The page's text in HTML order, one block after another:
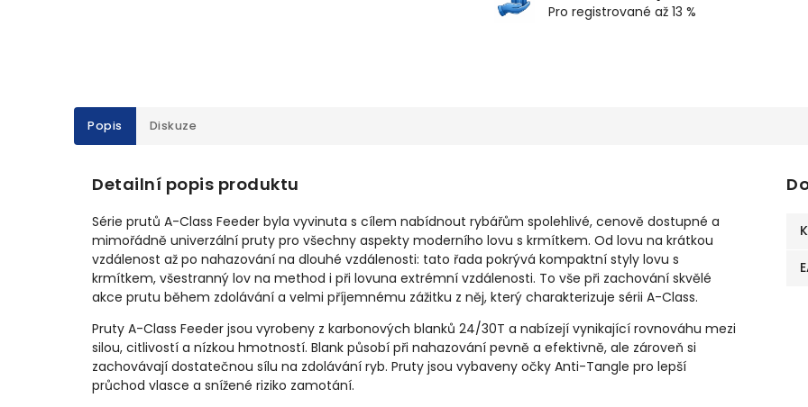
Pro registrované až 13 %
Popis Diskuze
Detailní popis produktu
Série prutů A-Class Feeder byla vyvinuta s cílem nabídnout rybářům spolehlivé, cenově dostupné a
mimořádně univerzální pruty pro všechny aspekty moderního lovu s krmítkem. Od lovu na krátkou
vzdálenost až po nahazování na dlouhé vzdálenosti: tato řada pokrývá kompaktní styly lovu s
krmítkem, všestranný lov na method i při lovuna extrémní vzdálenosti. To vše při zachování skvělé
akce prutu během zdolávání a velmi příjemnému zážitku z něj, který charakterizuje sérii A-Class.
Pruty A-Class Feeder jsou vyrobeny z karbonových blanků 24/30T a nabízejí vynikající rovnováhu mezi
silou, citlivostí a nízkou hmotností. Blank působí při nahazování pevně a efektivně, ale zároveň si
zachovávají dostatečnou sílu na zdolávání ryb. Pruty jsou vybaveny očky Anti-Tangle pro lepší
průchod vlasce a snížené riziko zamotání.